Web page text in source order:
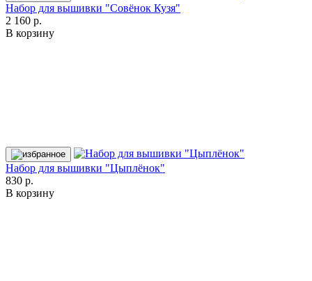
Набор для вышивки "Совёнок Кузя"
2 160 р.
В корзину
Набор для вышивки "Цыплёнок"
830 р.
В корзину